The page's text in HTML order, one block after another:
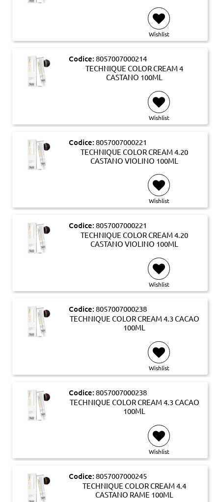
Wishlist
Codice: 8057007000214
TECHNIQUE COLOR CREAM 4
CASTANO 100ML
Wishlist
Codice: 8057007000221
TECHNIQUE COLOR CREAM 4.20
CASTANO VIOLINO 100ML
Wishlist
Codice: 8057007000221
TECHNIQUE COLOR CREAM 4.20
CASTANO VIOLINO 100ML
Wishlist
Codice: 8057007000238
TECHNIQUE COLOR CREAM 4.3 CACAO
100ML
Wishlist
Codice: 8057007000238
TECHNIQUE COLOR CREAM 4.3 CACAO
100ML
Wishlist
Codice: 8057007000245
TECHNIQUE COLOR CREAM 4.4
CASTANO RAME 100ML